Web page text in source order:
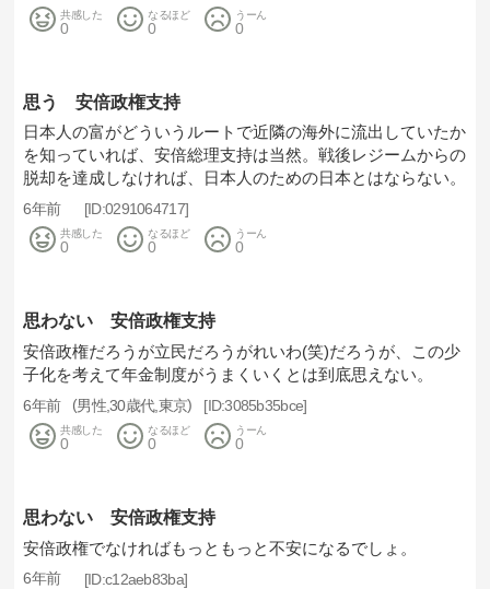
共感した
0
なるほど
0
うーん
0
思う 安倍政権支持
日本人の富がどういうルートで近隣の海外に流出していたか
を知っていれば、安倍総理支持は当然。戦後レジームからの
脱却を達成しなければ、日本人のための日本とはならない。
6年前 0291064717
共感した
0
なるほど
0
うーん
0
思わない 安倍政権支持
安倍政権だろうが立民だろうがれいわ(笑)だろうが、この少
子化を考えて年金制度がうまくいくとは到底思えない。
6年前 男性 30歳代 東京 3085b35bce
共感した
0
なるほど
0
うーん
0
思わない 安倍政権支持
安倍政権でなければもっともっと不安になるでしょ。
6年前 c12aeb83ba